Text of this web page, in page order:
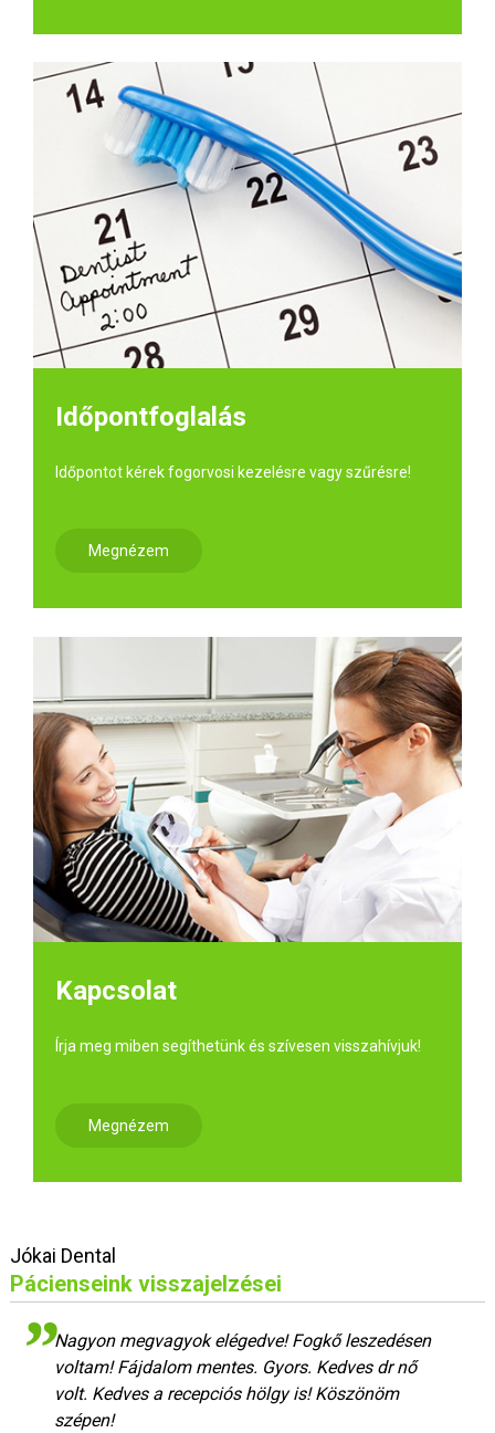
Időpontfoglalás
Időpontot kérek fogorvosi kezelésre vagy szűrésre!
Megnézem
Kapcsolat
Írja meg miben segíthetünk és szívesen visszahívjuk!
Megnézem
Jókai Dental
Pácienseink visszajelzései
Nagyon megvagyok elégedve! Fogkő leszedésen
voltam! Fájdalom mentes. Gyors. Kedves dr nő
volt. Kedves a recepciós hölgy is! Köszönöm
szépen!